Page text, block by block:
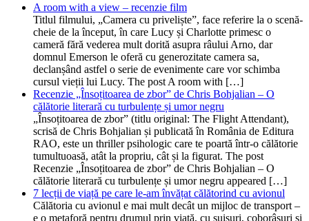
A room with a view – recenzie film
Titlul filmului, „Camera cu priveliște”, face referire la o scenă-
cheie de la început, în care Lucy și Charlotte primesc o
cameră fără vederea mult dorită asupra râului Arno, dar
domnul Emerson le oferă cu generozitate camera sa,
declanșând astfel o serie de evenimente care vor schimba
cursul vieții lui Lucy. The post A room with […]
Recenzie „Însoțitoarea de zbor” de Chris Bohjalian – O
călătorie literară cu turbulențe și umor negru
„Însoțitoarea de zbor” (titlu original: The Flight Attendant),
scrisă de Chris Bohjalian și publicată în România de Editura
RAO, este un thriller psihologic care te poartă într-o călătorie
tumultuoasă, atât la propriu, cât și la figurat. The post
Recenzie „Însoțitoarea de zbor” de Chris Bohjalian – O
călătorie literară cu turbulențe și umor negru appeared […]
7 lecții de viață pe care le-am învățat călătorind cu avionul
Călătoria cu avionul e mai mult decât un mijloc de transport –
e o metaforă pentru drumul prin viață, cu suișuri, coborâșuri și